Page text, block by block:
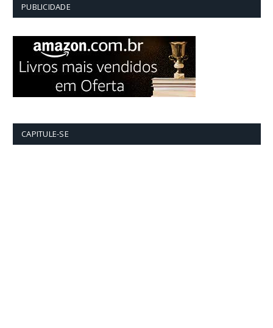
PUBLICIDADE
CAPITULE-SE